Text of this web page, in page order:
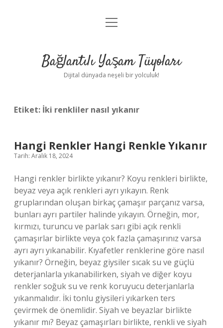
Anasayfa
Yasal Uyarı
menüyü
Bağlantılı Yaşam Tüyoları
Dijital dünyada neşeli bir yolculuk!
Etiket: İki renkliler nasıl yıkanır
Hangi Renkler Hangi Renkle Yıkanır
Tarih: Aralık 18, 2024
Hangi renkler birlikte yıkanır? Koyu renkleri birlikte,
beyaz veya açık renkleri ayrı yıkayın. Renk
gruplarından oluşan birkaç çamaşır parçanız varsa,
bunları ayrı partiler halinde yıkayın. Örneğin, mor,
kırmızı, turuncu ve parlak sarı gibi açık renkli
çamaşırlar birlikte veya çok fazla çamaşırınız varsa
ayrı ayrı yıkanabilir. Kıyafetler renklerine göre nasıl
yıkanır? Örneğin, beyaz giysiler sıcak su ve güçlü
deterjanlarla yıkanabilirken, siyah ve diğer koyu
renkler soğuk su ve renk koruyucu deterjanlarla
yıkanmalıdır. İki tonlu giysileri yıkarken ters
çevirmek de önemlidir. Siyah ve beyazlar birlikte
yıkanır mı? Beyaz çamaşırları birlikte, renkli ve siyah